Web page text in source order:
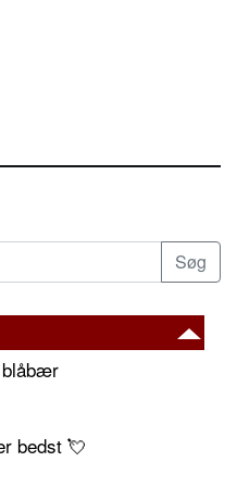
blåbær
bedst 💘